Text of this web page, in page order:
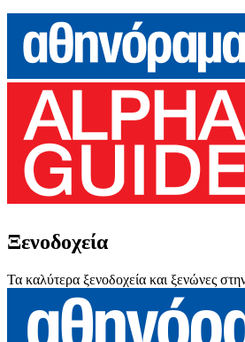
Ξενοδοχεία
Τα καλύτερα ξενοδοχεία και ξενώνες